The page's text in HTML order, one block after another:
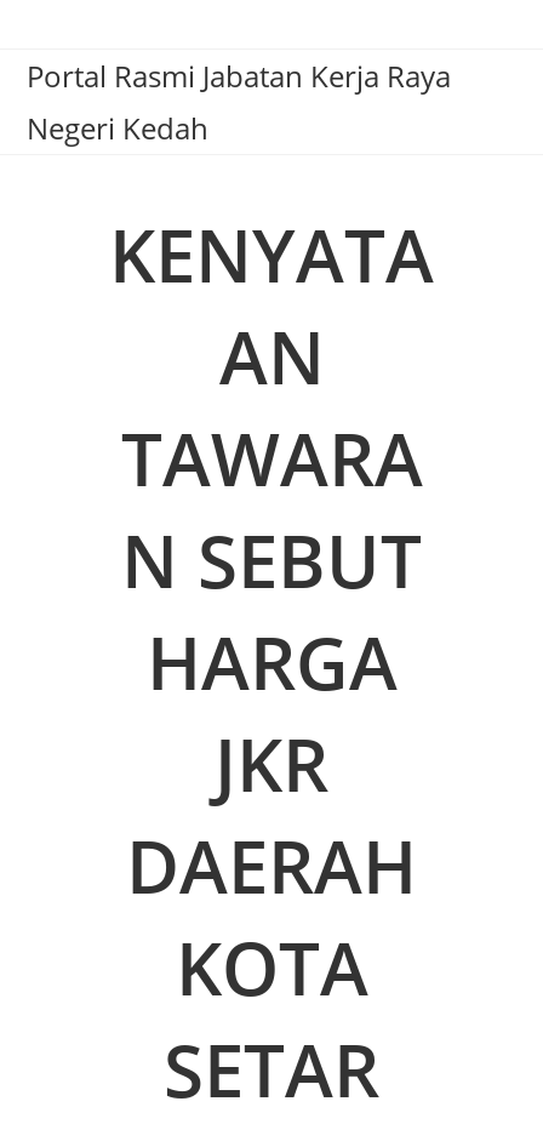
Portal Rasmi Jabatan Kerja Raya
Negeri Kedah
KENYATA
AN
TAWARA
N SEBUT
HARGA
JKR
DAERAH
KOTA
SETAR